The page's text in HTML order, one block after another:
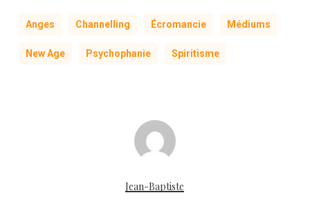
Anges Channelling Écromancie Médiums
New Age Psychophanie Spiritisme
Jean-Baptiste